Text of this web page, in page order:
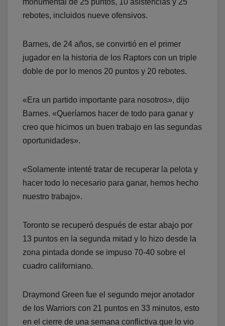
monumental de 25 puntos, 10 asistencias y 25
rebotes, incluidos nueve ofensivos.
Barnes, de 24 años, se convirtió en el primer
jugador en la historia de los Raptors con un triple
doble de por lo menos 20 puntos y 20 rebotes.
«Era un partido importante para nosotros», dijo
Barnes. «Queríamos hacer de todo para ganar y
creo que hicimos un buen trabajo en las segundas
oportunidades».
«Solamente intenté tratar de recuperar la pelota y
hacer todo lo necesario para ganar, hemos hecho
nuestro trabajo».
Toronto se recuperó después de estar abajo por
13 puntos en la segunda mitad y lo hizo desde la
zona pintada donde se impuso 70-40 sobre el
cuadro californiano.
Draymond Green fue el segundo mejor anotador
de los Warriors con 21 puntos en 33 minutos, esto
en el cierre de una semana conflictiva que lo vio